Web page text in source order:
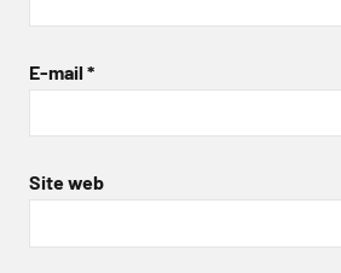
E-mail *
Site web